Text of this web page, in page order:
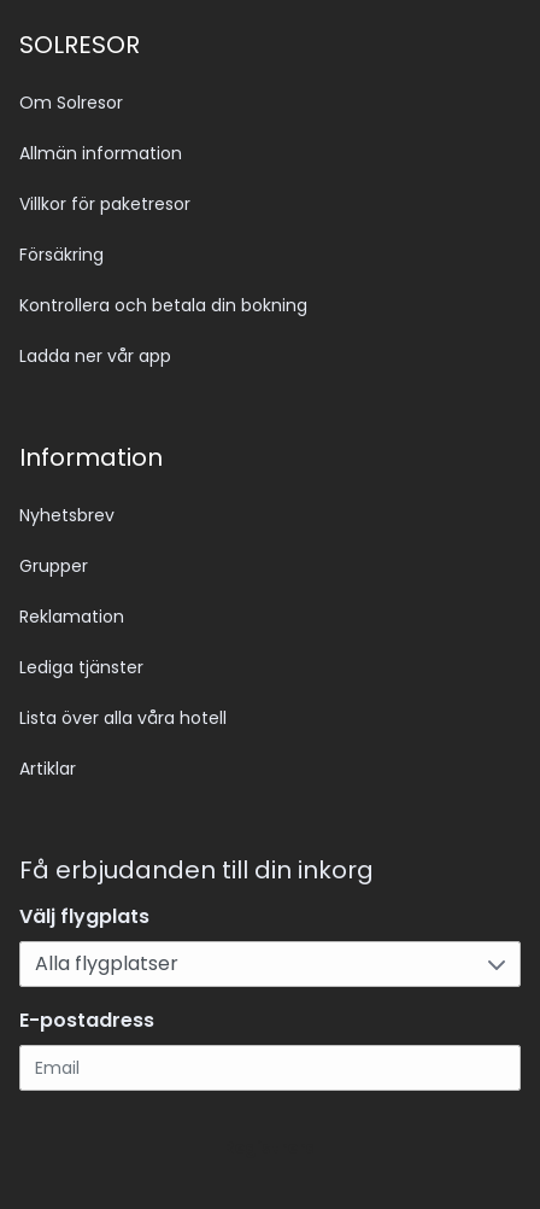
SOLRESOR
Om Solresor
Allmän information
Villkor för paketresor
Försäkring
Kontrollera och betala din bokning
Ladda ner vår app
Information
Nyhetsbrev
Grupper
Reklamation
Lediga tjänster
Lista över alla våra hotell
Artiklar
Få erbjudanden till din inkorg
Välj flygplats
E-postadress